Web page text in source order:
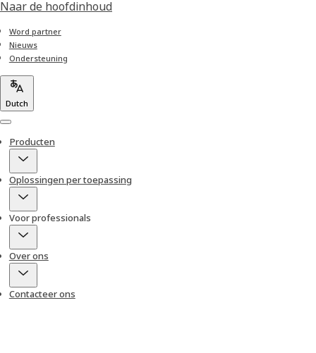
Naar de hoofdinhoud
Word partner
Nieuws
Ondersteuning
Dutch
Menu
Producten
Oplossingen per toepassing
Voor professionals
Over ons
Contacteer ons